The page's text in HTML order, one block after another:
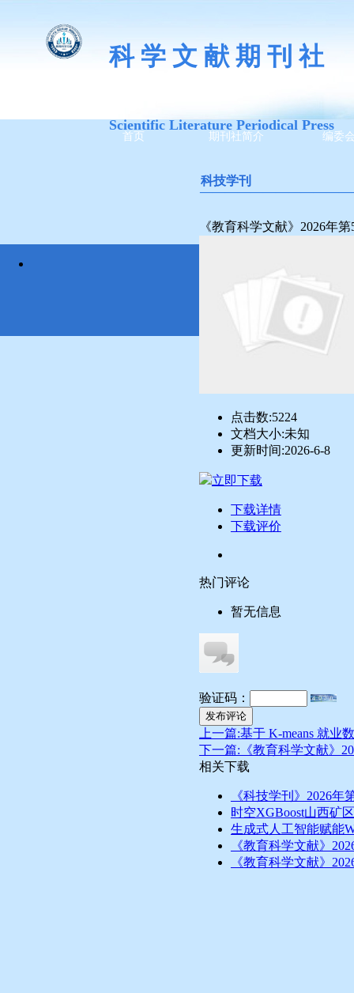
首页 期刊社简介 编委
科 学 文 献 期 刊 社
Scientific Literature Periodical Press
科技学刊
《教育科学文献》2026年
点击数:5224
文档大小:未知
更新时间:2026-6-8
立即下载
下载详情
下载评价
热门评论
暂无信息
验证码：
发布评论
上一篇:基于 K-means 就
下一篇:《教育科学文献》
相关下载
《科技学刊》2026年
时空XGBoost山西矿
生成式人工智能赋能
《教育科学文献》
《教育科学文献》